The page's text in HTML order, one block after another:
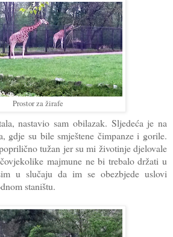
Prostor za žirafe
nastavio sam obilazak. Sljedeća je na
gdje su bile smještene čimpanze i gorile.
tužan jer su mi životinje djelovale
majmune ne bi trebalo držati u
u slučaju da im se obezbjede uslovi
staništu.